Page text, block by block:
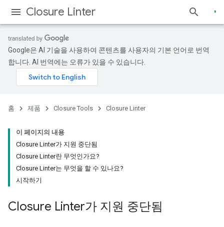
Closure Linter
Google은 AI 기술을 사용하여 콘텐츠를 사용자의 기본 언어로 번역
합니다. AI 번역에는 오류가 있을 수 있습니다.
홈 제품 Closure Tools Closure Linter
이 페이지의 내용
Closure Linter가 지원 중단됨
Closure Linter란 무엇인가요?
Closure Linter는 무엇을 할 수 있나요?
시작하기
Closure Linter가 지원 중단됨